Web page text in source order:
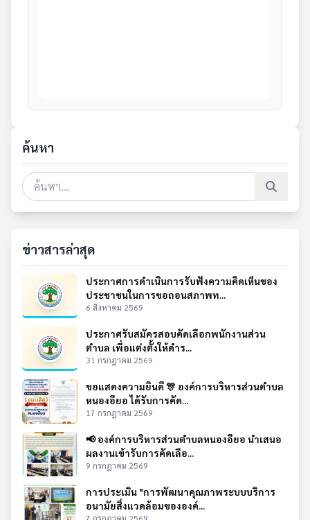
ค้นหา
ข่าวสารล่าสุด
ประกาศการดำเนินการรับฟังความคิดเห็นของ
ประชาชนในการขอถอนสภาพท...
6 สิงหาคม 2569
ประกาศรับสมัครสอบคัดเลือกพนักงานส่วน
ตำบล เพื่อแต่งตั้งให้ดำร...
31 กรกฎาคม 2569
ขอแสดงความยินดี 🎊 องค์การบริหารส่วนตำบล
หนองอียอ ได้รับการคัด...
17 กรกฎาคม 2569
📢 องค์การบริหารส่วนตำบลหนองอียอ นำเสนอ
ผลงานเข้ารับการคัดเลือ...
9 กรกฎาคม 2569
การประเมิน "การพัฒนาคุณภาพระบบบริการ
อนามัยสิ่งแวดล้อมขององค์...